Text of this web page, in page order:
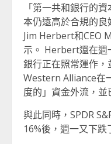
「第一共和銀行的
本仍遠高於合規的
Jim Herbert和CEO
示。 Herbert還在週
銀行正在照常運作，
Western Alliance在
度的」資金外流，並
與此同時，SPDR
16%後，週一又下跌